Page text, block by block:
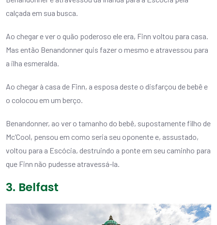
calçada em sua busca.
Ao chegar e ver o quão poderoso ele era, Finn voltou para casa.
Mas então Benandonner quis fazer o mesmo e atravessou para
a ilha esmeralda.
Ao chegar à casa de Finn, a esposa deste o disfarçou de bebê e
o colocou em um berço.
Benandonner, ao ver o tamanho do bebê, supostamente filho de
Mc’Cool, pensou em como seria seu oponente e, assustado,
voltou para a Escócia, destruindo a ponte em seu caminho para
que Finn não pudesse atravessá-la.
3. Belfast